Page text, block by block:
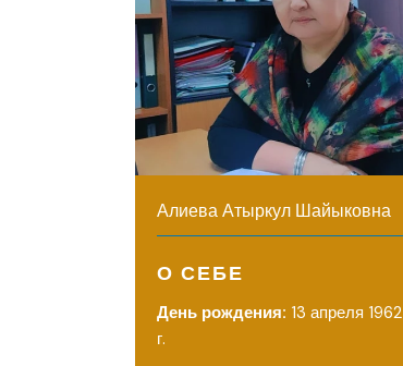
Алиева Атыркул Шайыковна
О СЕБЕ
День рождения: 13 апреля 1962
г.